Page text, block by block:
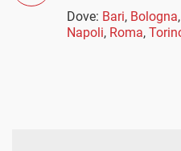
Dove: Bari, Bologna,
Napoli, Roma,